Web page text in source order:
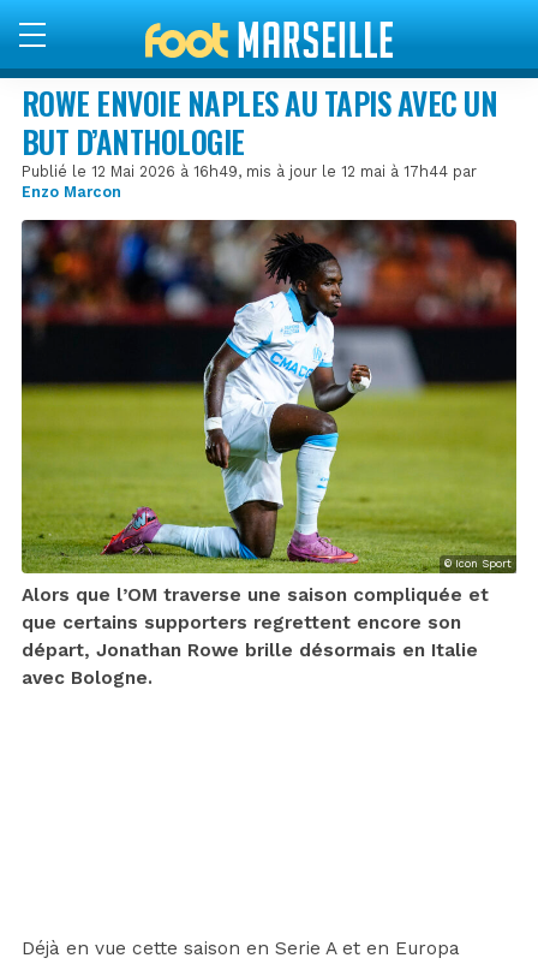
ROWE ENVOIE NAPLES AU TAPIS AVEC UN
BUT D’ANTHOLOGIE
Publié le 12 Mai 2026 à 16h49, mis à jour le 12 mai à 17h44 par
Enzo Marcon
© Icon Sport
Alors que l’OM traverse une saison compliquée et
que certains supporters regrettent encore son
départ, Jonathan Rowe brille désormais en Italie
avec Bologne.
Déjà en vue cette saison en Serie A et en Europa